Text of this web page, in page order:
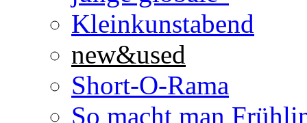
Kleinkunstabend
new&used
Short-O-Rama
So macht man